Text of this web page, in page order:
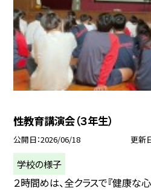
性教育講演会（３年生）
公開日 2026/06/18 更新
学校の様子
２時間めは、全クラスで『健康